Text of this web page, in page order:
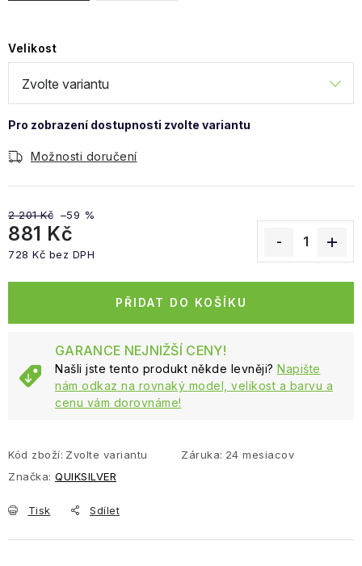
Velikost
Možnosti doručení
2 201 Kč –59 %
881 Kč
728 Kč bez DPH
PŘIDAT DO KOŠÍKU
GARANCE NEJNIŽŠÍ CENY!
Našli jste tento produkt někde levněji? Napište
nám odkaz na rovnaký model, velikost a barvu a
cenu vám dorovnáme!
Kód zboží: Zvolte variantu Záruka: 24 mesiacov
Značka: QUIKSILVER
Tisk Sdílet